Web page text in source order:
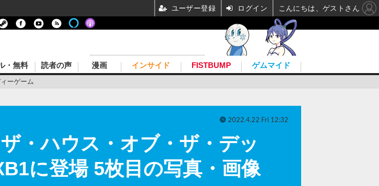
ーゲーム
・無料 読者の声 漫画 インサイド FISTBUMP ゲムマイド
・ハウス・オブ・ザ・デッ
に登場 5枚目の写真・画像
2022.4.22 Fri 12:32
ユーザー登録 ログイン こんにちは、ゲストさん